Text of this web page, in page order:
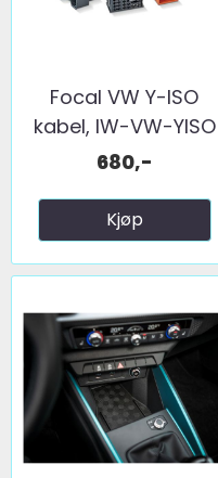
Focal VW Y-ISO
kabel, IW-VW-YISO
680,-
Kjøp